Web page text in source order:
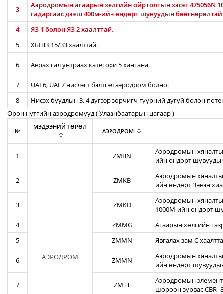
3
Аэродромын агаарын хөлгийн ойртолтын хэсэг 475056N
гадаргаас дээш 400м-ийн өндөрт шувуудын
4
ЯЗ 1 болон ЯЗ 2 хаалттай.
5
ХБШЗ 15/33 хаалттай.
6 Аврах гал унтраах категори 5 хангана.
7
UAL6, UAL7 нислэгт бэлтгэл аэродром болно.
8
Нисэх буудлын 3, 4 дүгээр зорчигч гүүрний дугуй болон
Орон нутгийн аэродромууд ( Улаанбаатарын цагаар )
№
МЭДЭЭНИЙ ТӨРӨЛ
АЭРОДРОМ
1
АЭРОДРОМ
ZMBN
Аэродромын
ийн өндөрт
2 ZMKB
Аэродромын
ийн өндөрт Зэвэн
3 ZMKD
Аэродромын
1000М-ийн өндөрт
4
ZMMG
Агаарын хөлгийн
5
ZMMN Явгалах зам С
6 ZMMN
Аэродромын
ийн өндөрт
7 ZMTT
Аэродромын
шороон зурвас